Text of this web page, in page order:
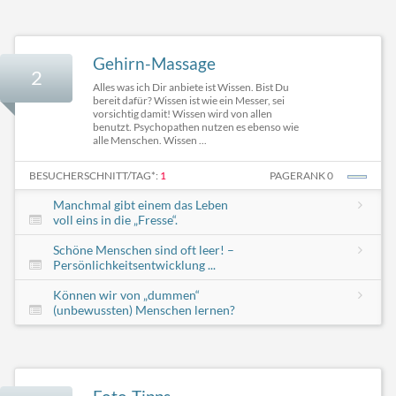
2
Gehirn-Massage
Alles was ich Dir anbiete ist Wissen. Bist Du
bereit dafür? Wissen ist wie ein Messer, sei
vorsichtig damit! Wissen wird von allen
benutzt. Psychopathen nutzen es ebenso wie
alle Menschen. Wissen ...
BESUCHERSCHNITT/TAG*: 1 PAGERANK 0
Manchmal gibt einem das Leben
voll eins in die „Fresse“.
Schöne Menschen sind oft leer! –
Persönlichkeitsentwicklung ...
Können wir von „dummen“
(unbewussten) Menschen lernen?